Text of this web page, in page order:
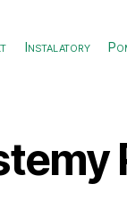
Instalatory